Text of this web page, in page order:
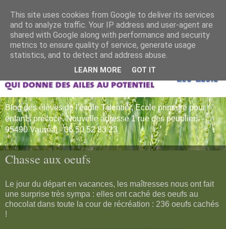
Blog des élèves de l'école Talentiel, Ecole primaire pour
enfants précoce. Nouvelle adresse 1 rue des peupliers -
95490 Vauréal - 06 50 52 83 23
Chasse aux oeufs
Le jour du départ en vacances, les maîtresses nous ont fait
une surprise très sympa : elles ont caché des oeufs au
chocolat dans toute la cour de récréation : 236 oeufs cachés
!
This site uses cookies from Google to deliver its services
and to analyze traffic. Your IP address and user-agent are
shared with Google along with performance and security
metrics to ensure quality of service, generate usage
statistics, and to detect and address abuse.
LEARN MORE GOT IT